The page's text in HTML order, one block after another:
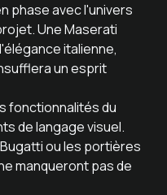
phase avec l'univers
Une Maserati
italienne,
un esprit
fonctionnalités du
de langage visuel.
ou les portières
manqueront pas de